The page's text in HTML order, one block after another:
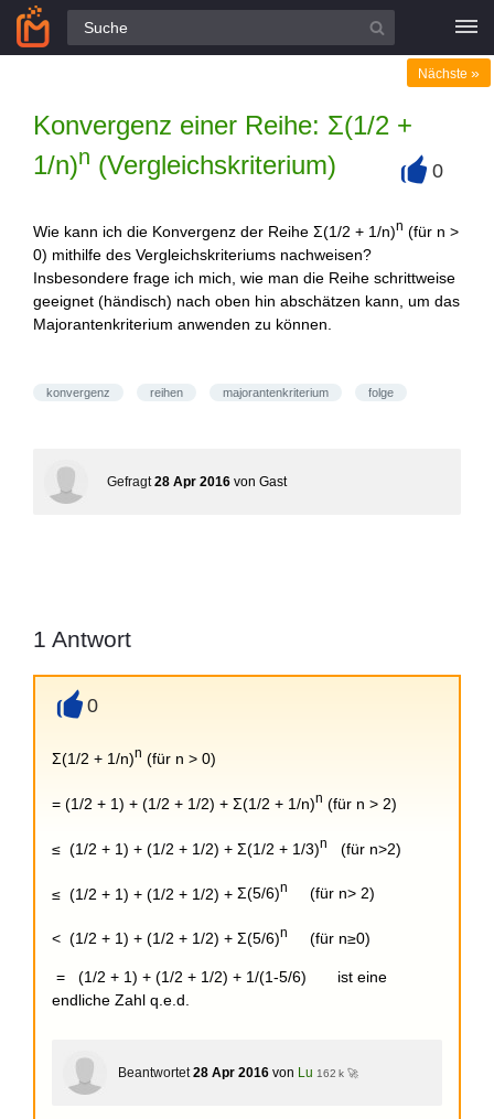
Alle Fragen
Konvergenz einer Reihe: Σ(1/2 +
1/n)n (Vergleichskriterium)
Nächste »
0
Wie kann ich die Konvergenz der Reihe Σ(1/2 + 1/n)n (für n >
0) mithilfe des Vergleichskriteriums nachweisen?
Insbesondere frage ich mich, wie man die Reihe schrittweise
geeignet (händisch) nach oben hin abschätzen kann, um das
Majorantenkriterium anwenden zu können.
konvergenz reihen majorantenkriterium folge
Gefragt 28 Apr 2016 von Gast
1 Antwort
0
Σ(1/2 + 1/n)n (für n > 0)
= (1/2 + 1) + (1/2 + 1/2) + Σ(1/2 + 1/n)n (für n > 2)
≤ (1/2 + 1) + (1/2 + 1/2) + Σ(1/2 + 1/3)n (für n>2)
≤ (1/2 + 1) + (1/2 + 1/2) + Σ(5/6)n (für n> 2)
< (1/2 + 1) + (1/2 + 1/2) + Σ(5/6)n (für n≥0)
=
(1/2 + 1) + (1/2 + 1/2) + 1/(1-5/6) ist eine
endliche Zahl q.e.d.
Beantwortet 28 Apr 2016 von Lu 162 k 🚀